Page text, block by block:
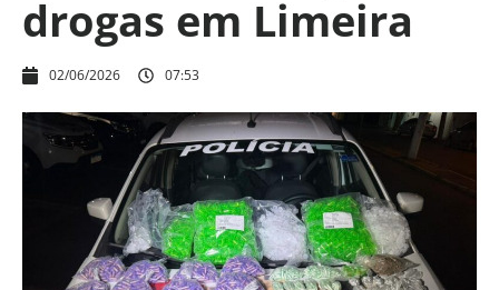
drogas em Limeira
02/06/2026 07:53